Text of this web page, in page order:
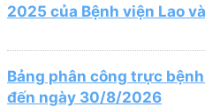
2025 của Bệnh viện Lao
Bảng phân công trực
đến ngày 30/8/2026